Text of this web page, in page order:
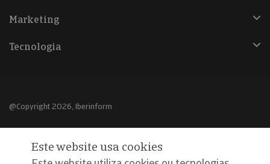
Marketing
Tecnologia
@Copyright 2026, Iberinform
Este website usa cookies